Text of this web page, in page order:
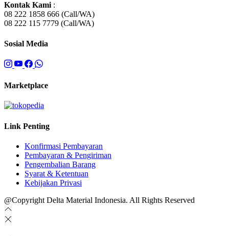
Kontak Kami :
08 222 1858 666 (Call/WA)
08 222 115 7779 (Call/WA)
Sosial Media
Marketplace
Link Penting
Konfirmasi Pembayaran
Pembayaran & Pengiriman
Pengembalian Barang
Syarat & Ketentuan
Kebijakan Privasi
@Copyright Delta Material Indonesia. All Rights Reserved